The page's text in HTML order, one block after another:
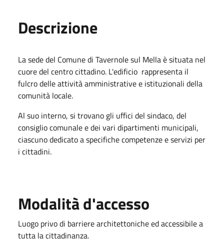
Descrizione
La sede del Comune di Tavernole sul Mella è situata nel
cuore del centro cittadino. L'edificio rappresenta il
fulcro delle attività amministrative e istituzionali della
comunità locale.
Al suo interno, si trovano gli uffici del sindaco, del
consiglio comunale e dei vari dipartimenti municipali,
ciascuno dedicato a specifiche competenze e servizi per
i cittadini.
Modalità d'accesso
Luogo privo di barriere architettoniche ed accessibile a
tutta la cittadinanza.